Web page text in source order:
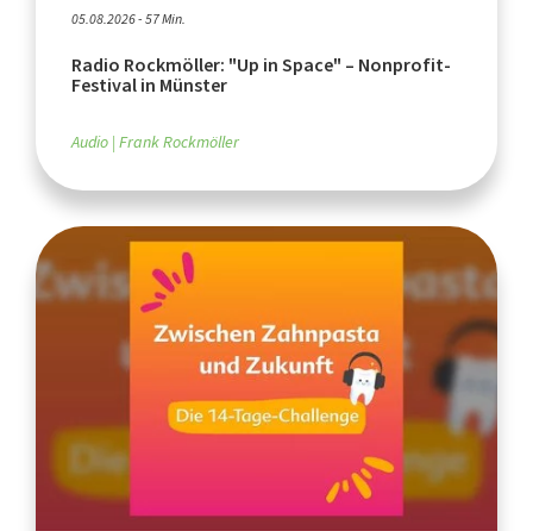
05.08.2026 - 57 Min.
Radio Rockmöller: "Up in Space" – Nonprofit-
Festival in Münster
Audio Frank Rockmöller